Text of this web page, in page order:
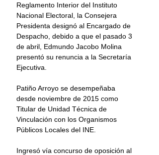
Reglamento Interior del Instituto
Nacional Electoral, la Consejera
Presidenta designó al Encargado de
Despacho, debido a que el pasado 3
de abril, Edmundo Jacobo Molina
presentó su renuncia a la Secretaría
Ejecutiva.
Patiño Arroyo se desempeñaba
desde noviembre de 2015 como
Titular de Unidad Técnica de
Vinculación con los Organismos
Públicos Locales del INE.
Ingresó vía concurso de oposición al